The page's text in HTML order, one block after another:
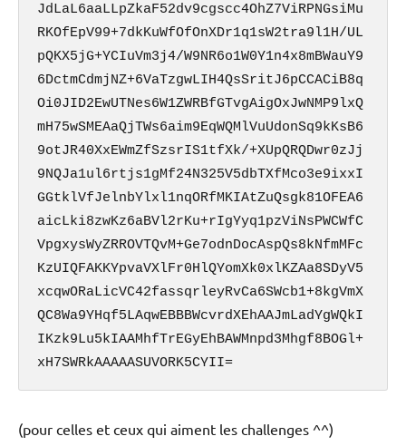
JdLaL6aaLLpZkaF52dv9cgscc4OhZ7ViRPNGsiMu
RKOfEpV99+7dkKuWfOfOnXDr1q1sW2tra9l1H/UL
pQKX5jG+YCIuVm3j4/W9NR6o1W0Y1n4x8mBWauY9
6DctmCdmjNZ+6VaTzgwLIH4QsSritJ6pCCACiB8q
Oi0JID2EwUTNes6W1ZWRBfGTvgAigOxJwNMP9lxQ
mH75wSMEAaQjTWs6aim9EqWQMlVuUdonSq9kKsB6
9otJR40XxEWmZfSzsrIS1tfXk/+XUpQRQDwr0zJj
9NQJa1ul6rtjs1gMf24N325V5dbTXfMco3e9ixxI
GGtklVfJelnbYlxl1nqORfMKIAtZuQsgk81OFEA6
aicLki8zwKz6aBVl2rKu+rIgYyq1pzViNsPWCWfC
VpgxysWyZRROVTQvM+Ge7odnDocAspQs8kNfmMFc
KzUIQFAKKYpvaVXlFr0HlQYomXk0xlKZAa8SDyV5
xcqwORaLicVC42fassqrleyRvCa6SWcb1+8kgVmX
QC8Wa9YHqf5LAqwEBBBWcvrdXEhAAJmLadYgWQkI
IKzk9Lu5kIAAMhfTrEGyEhBAWMnpd3Mhgf8BOGl+
xH7SWRkAAAAASUVORK5CYII=
(pour celles et ceux qui aiment les challenges ^^)